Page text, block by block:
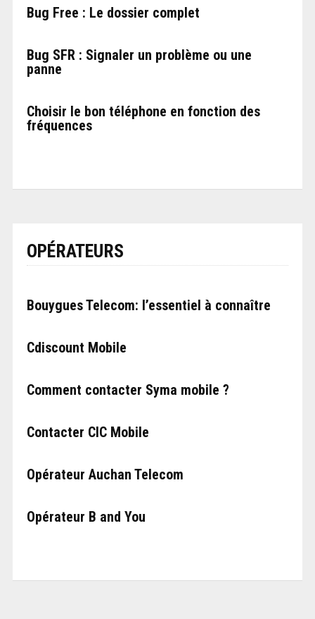
Bug Free : Le dossier complet
Bug SFR : Signaler un problème ou une
panne
Choisir le bon téléphone en fonction des
fréquences
OPÉRATEURS
Bouygues Telecom: l’essentiel à connaître
Cdiscount Mobile
Comment contacter Syma mobile ?
Contacter CIC Mobile
Opérateur Auchan Telecom
Opérateur B and You